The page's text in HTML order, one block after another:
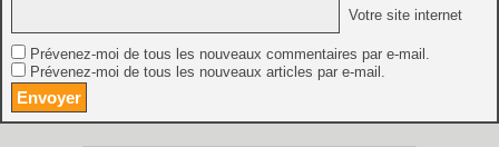
Votre site internet
Prévenez-moi de tous les nouveaux commentaires par e-mail.
Prévenez-moi de tous les nouveaux articles par e-mail.